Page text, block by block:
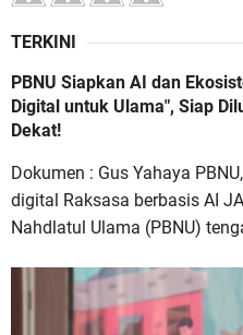
TERKINI
PBNU Siapkan AI dan
Digital untuk Ulama", Siap
Dekat!
Dokumen : Gus Yahaya
digital Raksasa berbasis AI
Nahdlatul Ulama (PBNU)